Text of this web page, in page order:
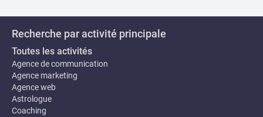
Recherche par activité principale
Toutes les activités
Agence de communication
Agence marketing
Agence web
Astrologue
Coaching